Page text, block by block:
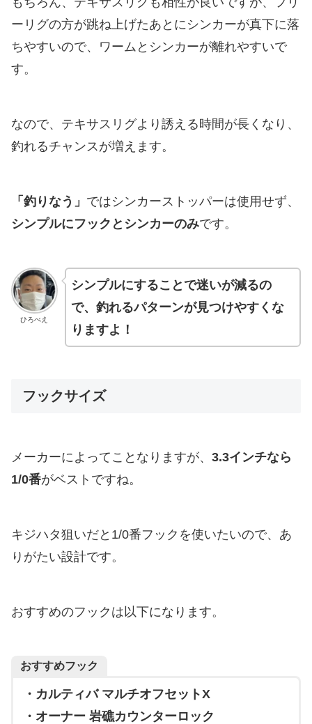
ーリグの方が跳ね上げたあとにシンカーが真下に落
ちやすいので、ワームとシンカーが離れやすいで
す。
なので、テキサスリグより誘える時間が長くなり、
釣れるチャンスが増えます。
「釣りなう」 ではシンカーストッパーは使用せず、
シンプルにフックとシンカーのみです。
ひろべえ
シンプルにすることで迷いが減るの
で、釣れるパターンが見つけやすくな
りますよ！
フックサイズ
メーカーによってことなりますが、 3.3インチなら
1/0番がベストですね。
キジハタ狙いだと1/0番フックを使いたいので、あ
りがたい設計です。
おすすめのフックは以下になります。
おすすめフック
・カルティバ マルチオフセットX
・オーナー 岩礁カウンターロック